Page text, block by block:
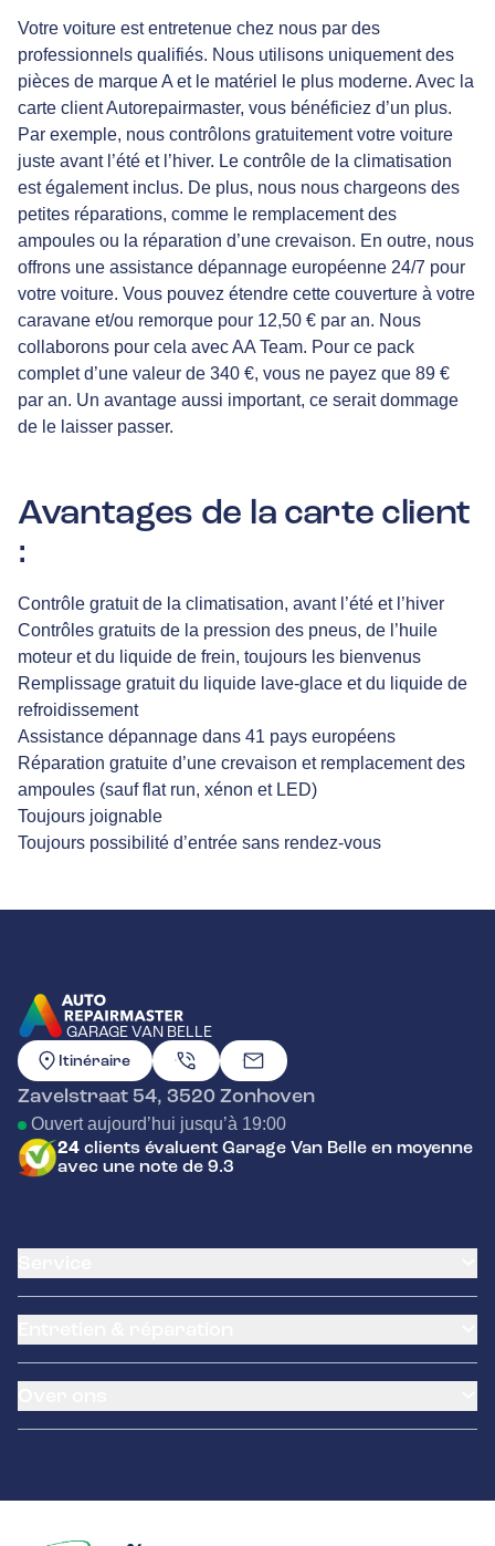
Votre voiture est entretenue chez nous par des
professionnels qualifiés. Nous utilisons uniquement des
pièces de marque A et le matériel le plus moderne. Avec la
carte client Autorepairmaster, vous bénéficiez d’un plus.
Par exemple, nous contrôlons gratuitement votre voiture
juste avant l’été et l’hiver. Le contrôle de la climatisation
est également inclus. De plus, nous nous chargeons des
petites réparations, comme le remplacement des
ampoules ou la réparation d’une crevaison. En outre, nous
offrons une assistance dépannage européenne 24/7 pour
votre voiture. Vous pouvez étendre cette couverture à votre
caravane et/ou remorque pour 12,50 € par an. Nous
collaborons pour cela avec AA Team. Pour ce pack
complet d’une valeur de 340 €, vous ne payez que 89 €
par an. Un avantage aussi important, ce serait dommage
de le laisser passer.
Avantages de la carte client
:
Contrôle gratuit de la climatisation, avant l’été et l’hiver
Contrôles gratuits de la pression des pneus, de l’huile
moteur et du liquide de frein, toujours les bienvenus
Remplissage gratuit du liquide lave-glace et du liquide de
refroidissement
Assistance dépannage dans 41 pays européens
Réparation gratuite d’une crevaison et remplacement des
ampoules (sauf flat run, xénon et LED)
Toujours joignable
Toujours possibilité d’entrée sans rendez-vous
GARAGE VAN BELLE
ALLER À LA PAGE D'ACCUEIL
Itinéraire
Zavelstraat 54, 3520 Zonhoven
Ouvert aujourd’hui jusqu’à 19:00
24 clients évaluent Garage Van Belle en moyenne
avec une note de 9.3
Assistance routière
Service des pneus
Petit entretien